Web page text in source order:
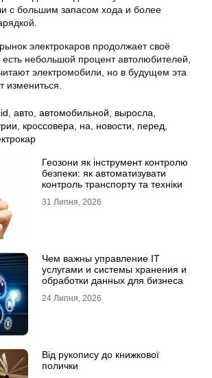
с большим запасом хода и более
электрокаров продолжает своё
есть небольшой процент автолюбителей,
электромобили, но в будущем эта
измениться.
авто автомобильной выросла
кроссовера на новости перед
Геозони як інструмент контролю
безпеки: як автоматизувати
контроль транспорту та техніки
31 Липня, 2026
Чем важны управление IT
услугами и системы хранения и
обработки данных для бизнеса
24 Липня, 2026
Від рукопису до книжкової
полички